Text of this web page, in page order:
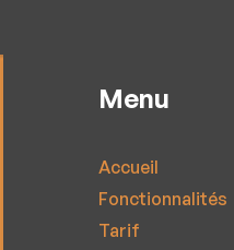
Menu
Accueil
Fonctionnalités
Tarif